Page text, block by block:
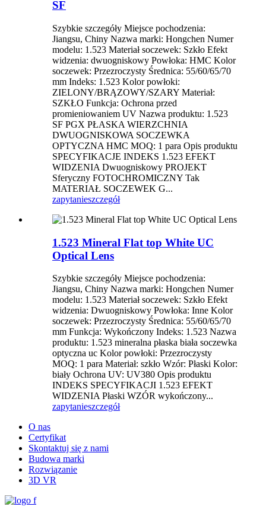
SF
Szybkie szczegóły Miejsce pochodzenia:
Jiangsu, Chiny Nazwa marki: Hongchen Numer
modelu: 1.523 Materiał soczewek: Szkło Efekt
widzenia: dwuogniskowy Powłoka: HMC Kolor
soczewek: Przezroczysty Średnica: 55/60/65/70
mm Indeks: 1.523 Kolor powłoki:
ZIELONY/BRĄZOWY/SZARY Materiał:
SZKŁO Funkcja: Ochrona przed
promieniowaniem UV Nazwa produktu: 1.523
SF PGX PŁASKA WIERZCHNIA
DWUOGNISKOWA SOCZEWKA
OPTYCZNA HMC MOQ: 1 para Opis produktu
SPECYFIKACJE INDEKS 1.523 EFEKT
WIDZENIA Dwuogniskowy PROJEKT
Sferyczny FOTOCHROMICZNY Tak
MATERIAŁ SOCZEWEK G...
zapytanieszczegół
1.523 Mineral Flat top White UC
Optical Lens
Szybkie szczegóły Miejsce pochodzenia:
Jiangsu, Chiny Nazwa marki: Hongchen Numer
modelu: 1.523 Materiał soczewek: Szkło Efekt
widzenia: Dwuogniskowy Powłoka: Inne Kolor
soczewek: Przezroczysty Średnica: 55/60/65/70
mm Funkcja: Wykończony Indeks: 1.523 Nazwa
produktu: 1.523 mineralna płaska biała soczewka
optyczna uc Kolor powłoki: Przezroczysty
MOQ: 1 para Materiał: szkło Wzór: Płaski Kolor:
biały Ochrona UV: UV380 Opis produktu
INDEKS SPECYFIKACJI 1.523 EFEKT
WIDZENIA Płaski WZÓR wykończony...
zapytanieszczegół
O nas
Certyfikat
Skontaktuj się z nami
Budowa marki
Rozwiązanie
3D VR